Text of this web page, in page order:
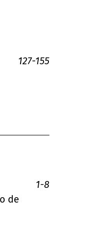
127-155
1-8
de